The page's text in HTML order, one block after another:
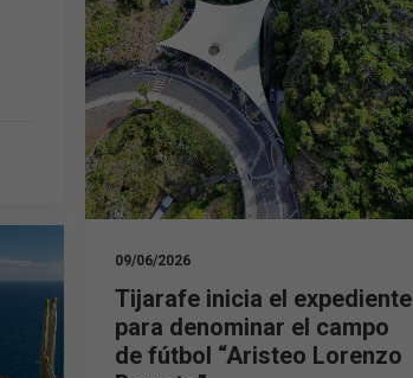
09/06/2026
Tijarafe inicia el expediente
para denominar el campo
de fútbol “Aristeo Lorenzo